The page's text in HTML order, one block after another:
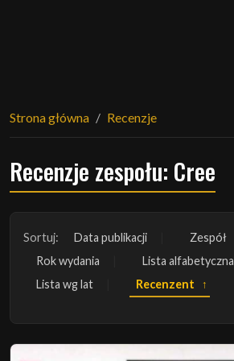
Strona główna Recenzje
Recenzje zespołu: Cree
Sortuj: Data publikacji
Zespół
Rok wydania
Lista alfabetyczna
Lista wg lat
Recenzent